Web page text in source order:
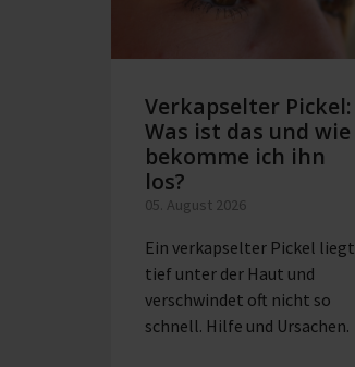
Verkapselter Pickel:
Was ist das und wie
bekomme ich ihn
los?
05. August 2026
Ein verkapselter Pickel liegt
tief unter der Haut und
verschwindet oft nicht so
schnell. Hilfe und Ursachen.